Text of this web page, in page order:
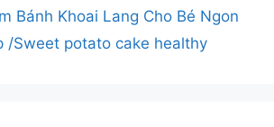
Bánh Khoai Lang Cho Bé Ngon
/Sweet potato cake healthy